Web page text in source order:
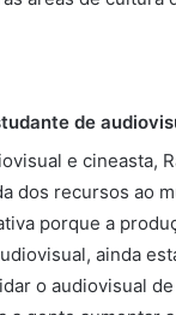
de
e cineasta,
dos recursos ao
porque a
ainda
o audiovisual de